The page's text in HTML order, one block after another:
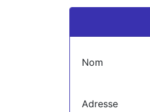
Nom
Adresse